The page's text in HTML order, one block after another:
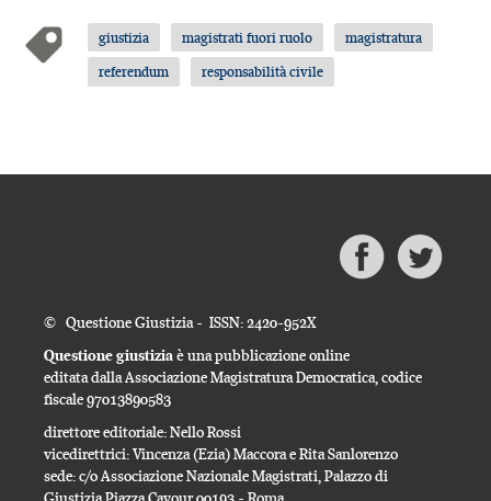
giustizia magistrati fuori ruolo
magistratura
referendum
responsabilità civile
© Questione Giustizia - ISSN: 2420-952X
Questione giustizia è una pubblicazione online
editata dalla Associazione Magistratura Democratica, codice
fiscale 97013890583
direttore editoriale: Nello Rossi
vicedirettrici: Vincenza (Ezia) Maccora e Rita Sanlorenzo
sede: c/o Associazione Nazionale Magistrati, Palazzo di